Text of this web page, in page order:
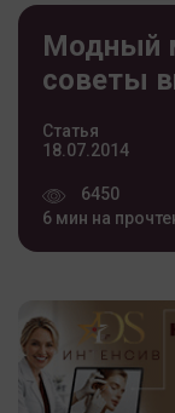
Модный
советы
Статья
18.07.2014
6450
6 мин на